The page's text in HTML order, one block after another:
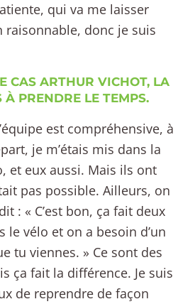
qui va me laisser
raisonnable, donc je suis
CAS ARTHUR VICHOT, LA
À PRENDRE LE TEMPS.
est compréhensive, à
je m’étais mis dans la
et eux aussi. Mais ils ont
pas possible. Ailleurs, on
: « C’est bon, ça fait deux
le vélo et on a besoin d’un
tu viennes. » Ce sont des
ça fait la différence. Je suis
de reprendre de façon